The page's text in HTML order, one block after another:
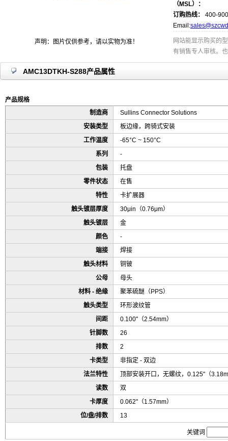
声明：图片仅供参考，请以实物为准！
（MSL）：
订购热线：
400-
Email:
网站能显示购买的
有销售专人审核。
AMC13DTKH-S288产品属性
产品规格
制造商
Sullins Connector Solutions
安装类型
板边缘，跨骑式安装
工作温度
-65°C ~ 150°C
系列
-
包装
托盘
零件状态
在售
特性
卡扩展器
触头镀层厚度
30μin（0.76μm）
触头镀层
金
颜色
-
端接
焊接
触头材料
铜铍
公母
母头
材料 - 绝缘
聚苯硫醚（PPS）
触头类型
环形波纹管
间距
0.100"（2.54mm）
针脚数
26
排数
2
卡类型
非指定 - 双边
法兰特性
顶部安装开口，无螺纹，0.125"（
读数
双
卡厚度
0.062"（1.57mm）
位/盘/排数
13
关键词